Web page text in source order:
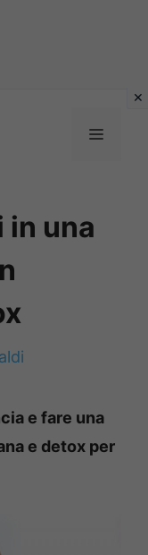
MENU
in una
e fare una
e detox per